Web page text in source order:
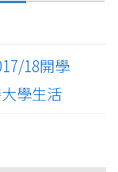
18開學
學生活